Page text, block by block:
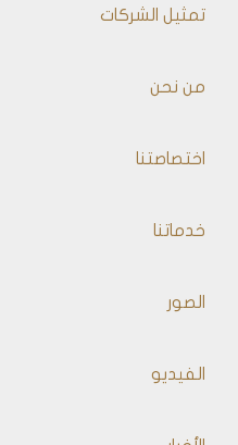
تمثيل الشركات
من نحن
اختصاصتنا
خدماتنا
الصور
الفيديو